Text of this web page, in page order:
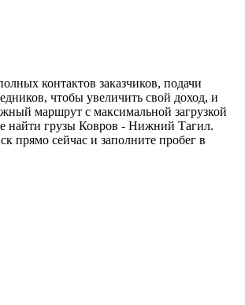
контактов заказчиков, подачи
чтобы увеличить свой доход, и
маршрут с максимальной загрузкой
найти грузы Ковров - Нижний Тагил.
прямо сейчас и заполните пробег в